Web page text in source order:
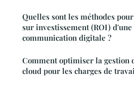
Quelles sont les méthodes
sur investissement (ROI) d'une
communication digitale ?
Comment optimiser la gestion
cloud pour les charges de